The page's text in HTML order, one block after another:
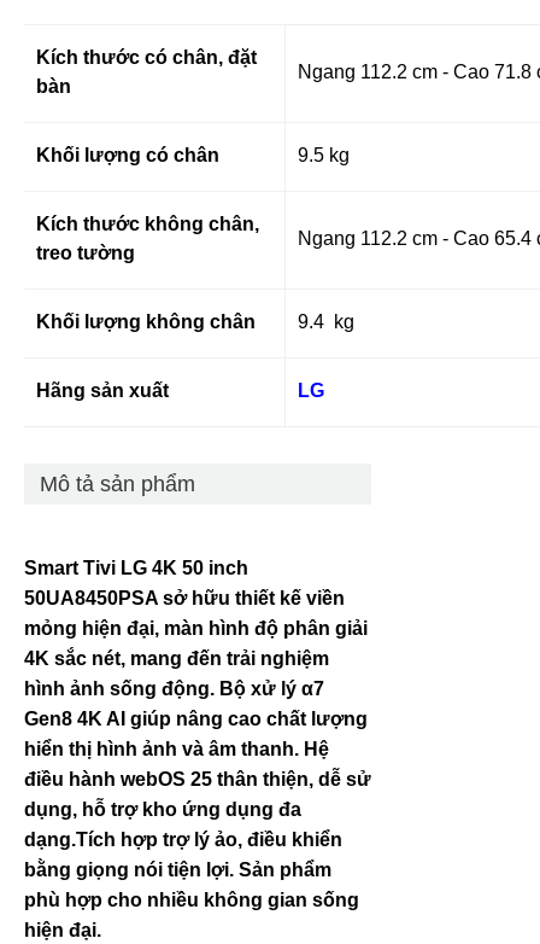
Kích thước có chân, đặt
bàn
Ngang 112.2 cm - Cao 71.8
Khối lượng có chân 9.5 kg
Kích thước không chân,
treo tường
Ngang 112.2 cm - Cao
Khối lượng không chân 9.4 kg
Hãng sản xuất LG
Mô tả sản phẩm
Smart Tivi LG 4K 50 inch
50UA8450PSA sở hữu thiết kế viền
mỏng hiện đại, màn hình độ phân giải
4K sắc nét, mang đến trải nghiệm
hình ảnh sống động. Bộ xử lý α7
Gen8 4K AI giúp nâng cao chất lượng
hiển thị hình ảnh và âm thanh. Hệ
điều hành webOS 25 thân thiện, dễ sử
dụng, hỗ trợ kho ứng dụng đa
dạng.Tích hợp trợ lý ảo, điều khiển
bằng giọng nói tiện lợi. Sản phẩm
phù hợp cho nhiều không gian sống
hiện đại.